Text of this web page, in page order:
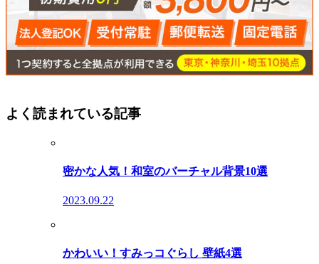
よく読まれている記事
密かな人気！和室のバーチャル背景10選
2023.09.22
かわいい！すみっコぐらし 壁紙4選